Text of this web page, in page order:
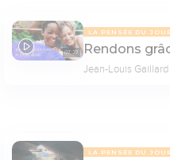
07:27
LA PENSÉE DU
Rendons
Jean-Louis Gaillard
LA PENSÉE DU